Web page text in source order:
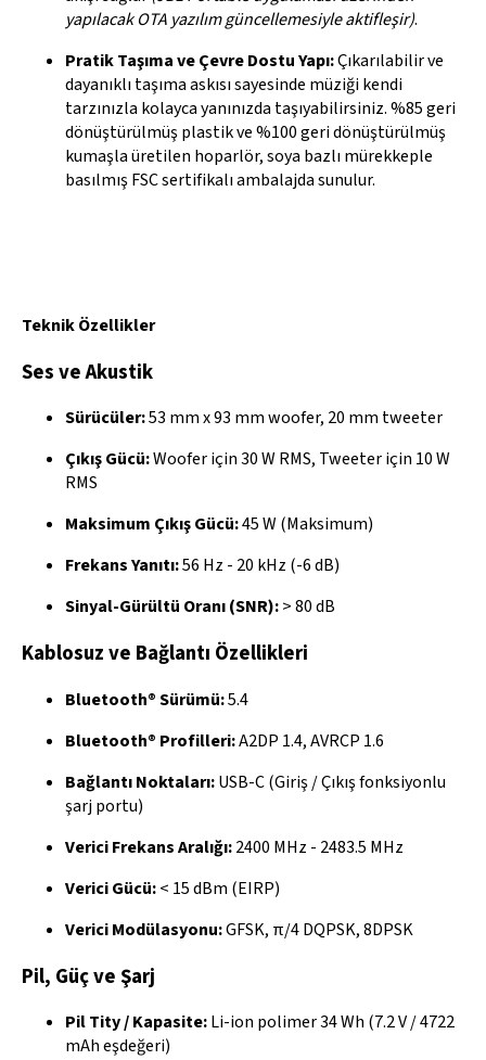
yapılacak OTA yazılım güncellemesiyle aktifleşir).
Pratik Taşıma ve Çevre Dostu Yapı:Çıkarılabilir ve
dayanıklı taşıma askısı sayesinde müziği kendi
tarzınızla kolayca yanınızda taşıyabilirsiniz. %85 geri
dönüştürülmüş plastik ve %100 geri dönüştürülmüş
kumaşla üretilen hoparlör, soya bazlı mürekkeple
basılmış FSC sertifikalı ambalajda sunulur.
Teknik Özellikler
Ses ve Akustik
Sürücüler:53 mm x 93 mm woofer, 20 mm tweeter
Çıkış Gücü:Woofer için 30 W RMS, Tweeter için 10 W
RMS
Maksimum Çıkış Gücü:45 W (Maksimum)
Frekans Yanıtı:56 Hz - 20 kHz (-6 dB)
Sinyal-Gürültü Oranı (SNR):> 80 dB
Kablosuz ve Bağlantı Özellikleri
Bluetooth® Sürümü:5.4
Bluetooth® Profilleri:A2DP 1.4, AVRCP 1.6
Bağlantı Noktaları:USB-C (Giriş / Çıkış fonksiyonlu
şarj portu)
Verici Frekans Aralığı:2400 MHz - 2483.5 MHz
Verici Gücü:< 15 dBm (EIRP)
Verici Modülasyonu:GFSK, π/4 DQPSK, 8DPSK
Pil, Güç ve Şarj
Pil Tity / Kapasite:Li-ion polimer 34 Wh (7.2 V / 4722
mAh eşdeğeri)